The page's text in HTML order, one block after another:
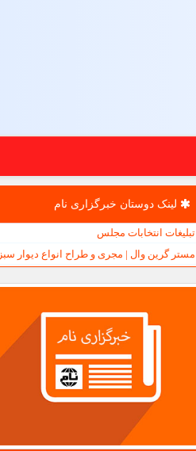
لینک دوستان خبرگزاری نام
تبلیغات انتخابات مجلس
مستر گرین وال | مجری و طراح انواع دیوار سبز